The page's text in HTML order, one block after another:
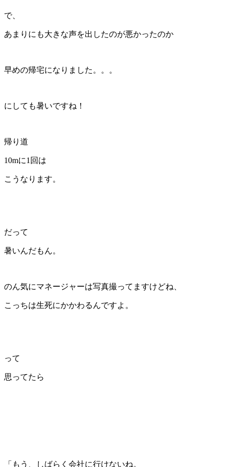
で、
あまりにも大きな声を出したのが悪かったのか
早めの帰宅になりました。。。
にしても暑いですね！
帰り道
10mに1回は
こうなります。
だって
暑いんだもん。
のん気にマネージャーは写真撮ってますけどね、
こっちは生死にかかわるんですよ。
って
思ってたら
「もう、しばらく会社に行けないね。